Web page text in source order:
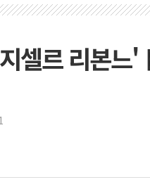
셀르 리본느'